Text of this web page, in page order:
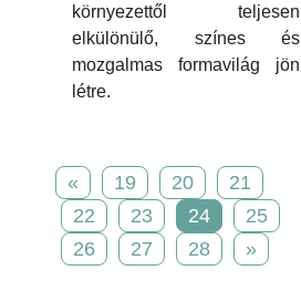
környezettől teljesen
elkülönülő, színes és
mozgalmas formavilág jön
létre.
« 19 20
21
22
23 24
25
26
27 28 »